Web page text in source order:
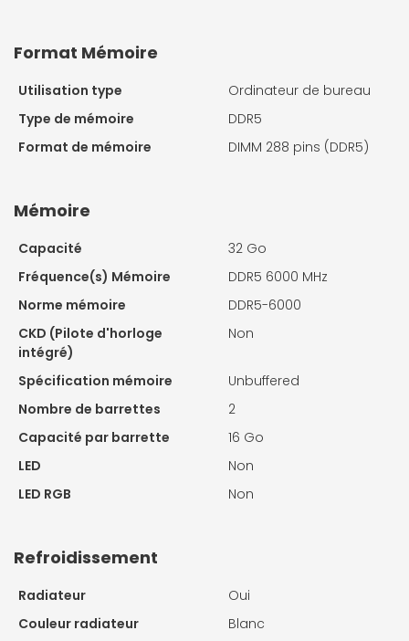
Format Mémoire
Utilisation type
Ordinateur de bureau
Type de mémoire
DDR5
Format de mémoire
DIMM 288 pins (DDR5)
Mémoire
Capacité
32 Go
Fréquence(s) Mémoire
DDR5 6000 MHz
Norme mémoire
DDR5-6000
CKD (Pilote d'horloge
intégré)
Non
Spécification mémoire
Unbuffered
Nombre de barrettes
2
Capacité par barrette
16 Go
LED
Non
LED RGB
Non
Refroidissement
Radiateur
Oui
Couleur radiateur
Blanc